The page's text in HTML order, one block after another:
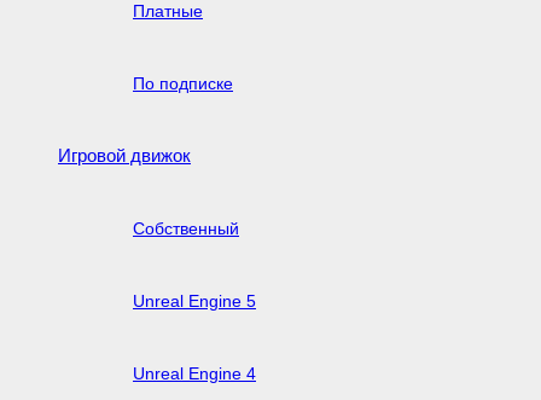
Платные
По подписке
Игровой движок
Собственный
Unreal Engine 5
Unreal Engine 4